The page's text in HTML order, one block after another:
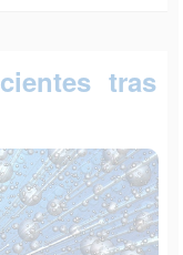
tras